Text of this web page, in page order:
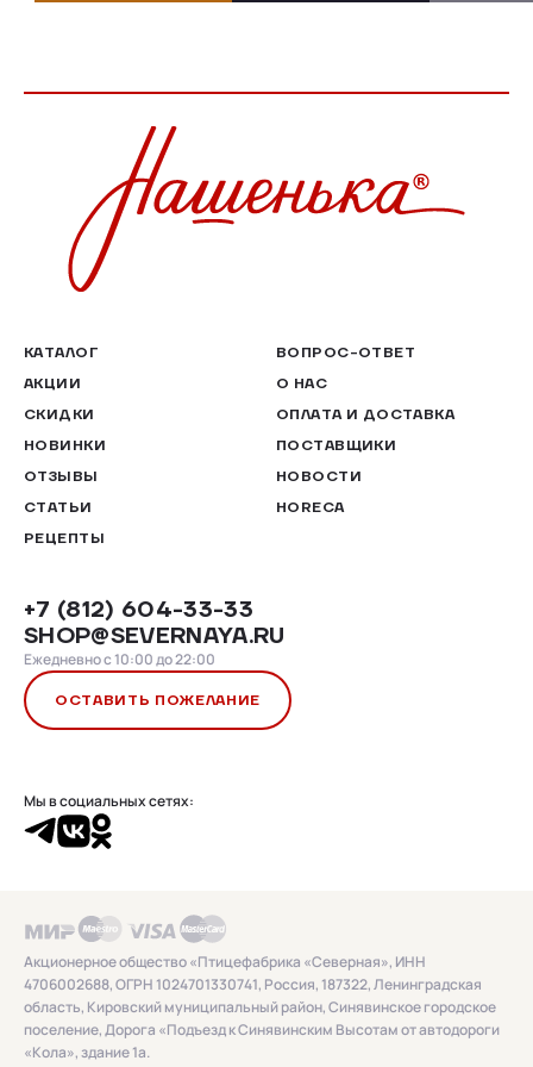
КАТАЛОГ
АКЦИИ
СКИДКИ
НОВИНКИ
ОТЗЫВЫ
СТАТЬИ
РЕЦЕПТЫ
ВОПРОС-ОТВЕТ
О НАС
ОПЛАТА И ДОСТАВКА
ПОСТАВЩИКИ
НОВОСТИ
HORECA
Мы в социальных сетях:
+7 (812) 604-33-33
SHOP@SEVERNAYA.RU
Ежедневно с 10:00 до 22:00
ОСТАВИТЬ ПОЖЕЛАНИЕ
Акционерное общество «Птицефабрика «Северная», ИНН
4706002688, ОГРН 1024701330741, Россия, 187322, Ленинградская
область, Кировский муниципальный район, Синявинское городское
поселение, Дорога «Подъезд к Синявинским Высотам от автодороги
«Кола», здание 1а.